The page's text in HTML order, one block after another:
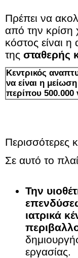
Πρέπει να
από την κρίση
κόστος είναι
της σταθερής
Κεντρικός
να είναι η
περίπου 500.000
Περισσότερες
Σε αυτό το
Την
ιατρικά
εργασίας.